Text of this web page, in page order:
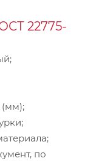
22775-
(мм);
по